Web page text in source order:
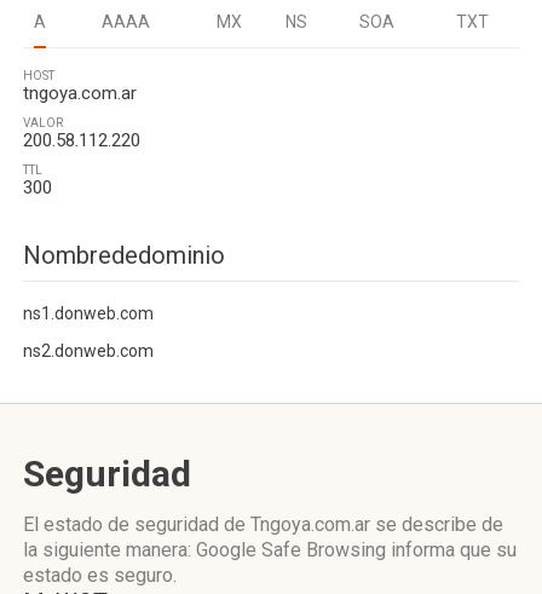
A AAAA MX NS SOA TXT
HOST
tngoya.com.ar
VALOR
200.58.112.220
TTL
300
Nombrededominio
ns1.donweb.com
ns2.donweb.com
Seguridad
El estado de seguridad de Tngoya.com.ar se describe de
la siguiente manera: Google Safe Browsing informa que su
estado es seguro.